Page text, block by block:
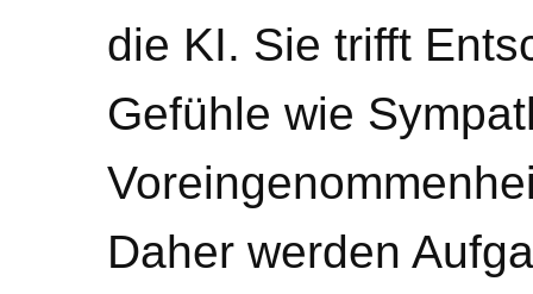
die KI. Sie trifft
Gefühle wie
Daher werden